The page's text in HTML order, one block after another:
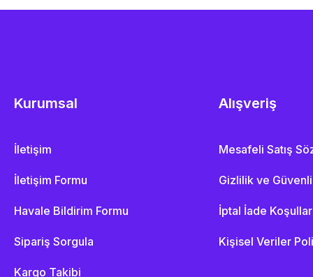
Kurumsal
İletişim
İletişim Formu
Havale Bildirim Formu
Sipariş Sorgula
Kargo Takibi
Alışveriş
Mesafeli Satış
Gizlilik ve
İptal İade
Kişisel Veriler